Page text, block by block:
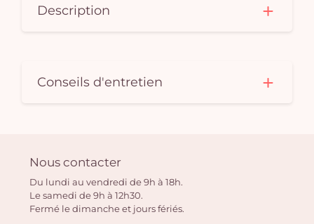
Description
Conseils d'entretien
Nous contacter
Du lundi au vendredi de 9h à 18h.
Le samedi de 9h à 12h30.
Fermé le dimanche et jours fériés.